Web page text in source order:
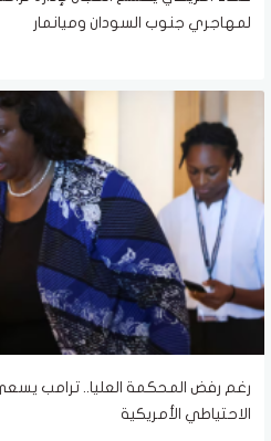
لمهاجري جنوب السودان وميانمار
رغم رفض المحكمة العليا.. ترامب
الاحتياطي الأمريكية